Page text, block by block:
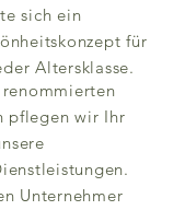
pflegen wir Ihr
Unternehmer
sich ein
für
Altersklasse.